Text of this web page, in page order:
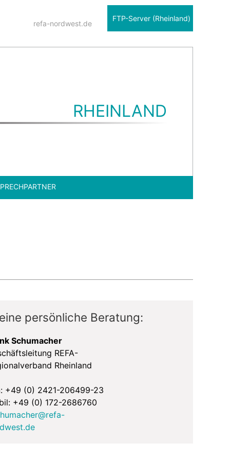
refa-nordwest.de
FTP-Server (Rheinland)
RHEINLAND
persönliche Beratung:
Schumacher
REFA-
Rheinland
+49 (0) 2421-206499-23
+49 (0) 172-2686760